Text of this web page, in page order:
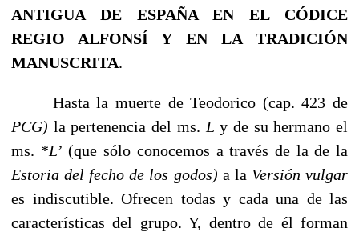
ANTIGUA DE ESPAÑA EN EL CÓDICE
REGIO ALFONSÍ Y EN LA TRADICIÓN
MANUSCRITA.
Hasta la muerte de Teodorico (cap. 423 de
PCG) la pertenencia del ms. Ly de su hermano el
ms. *L’ (que sólo conocemos a través de la de la
Estoria del fecho de los godos) a la Versión vulgar
es indiscutible. Ofrecen todas y cada una de las
características del grupo. Y, dentro de él forman